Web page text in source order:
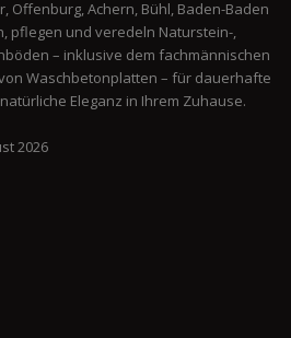
Offenburg, Achern, Bühl, Baden-Baden
pflegen und veredeln Naturstein-,
– inklusive dem fachmännischen
Waschbetonplatten – für dauerhafte
Eleganz in Ihrem Zuhause.
2026